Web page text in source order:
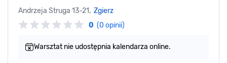
Andrzeja Struga 13-21, Zgierz
0 (0 opinii)
Warsztat nie udostępnia kalendarza online.